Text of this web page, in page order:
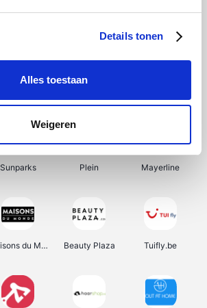
Details tonen
Alles toestaan
Weigeren
Shein Bergfreunde Smartwatchbanden
Sunparks Plein Mayerline
Maisons du Monde Beauty Plaza Tuifly.be